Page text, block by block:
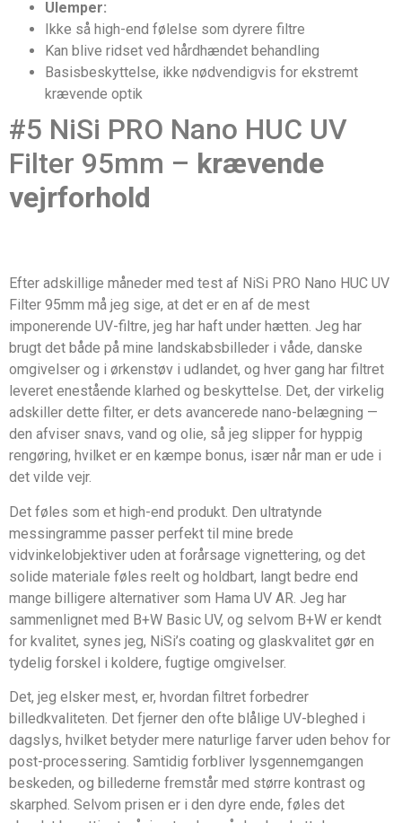
Ulemper:
Ikke så high-end følelse som dyrere filtre
Kan blive ridset ved hårdhændet behandling
Basisbeskyttelse, ikke nødvendigvis for ekstremt
krævende optik
#5 NiSi PRO Nano HUC UV
Filter 95mm – krævende
vejrforhold
Efter adskillige måneder med test af NiSi PRO Nano HUC UV
Filter 95mm må jeg sige, at det er en af de mest
imponerende UV-filtre, jeg har haft under hætten. Jeg har
brugt det både på mine landskabsbilleder i våde, danske
omgivelser og i ørkenstøv i udlandet, og hver gang har filtret
leveret enestående klarhed og beskyttelse. Det, der virkelig
adskiller dette filter, er dets avancerede nano-belægning —
den afviser snavs, vand og olie, så jeg slipper for hyppig
rengøring, hvilket er en kæmpe bonus, især når man er ude i
det vilde vejr.
Det føles som et high-end produkt. Den ultratynde
messingramme passer perfekt til mine brede
vidvinkelobjektiver uden at forårsage vignettering, og det
solide materiale føles reelt og holdbart, langt bedre end
mange billigere alternativer som Hama UV AR. Jeg har
sammenlignet med B+W Basic UV, og selvom B+W er kendt
for kvalitet, synes jeg, NiSi’s coating og glaskvalitet gør en
tydelig forskel i koldere, fugtige omgivelser.
Det, jeg elsker mest, er, hvordan filtret forbedrer
billedkvaliteten. Det fjerner den ofte blålige UV-bleghed i
dagslys, hvilket betyder mere naturlige farver uden behov for
post-processering. Samtidig forbliver lysgennemgangen
beskeden, og billederne fremstår med større kontrast og
skarphed. Selvom prisen er i den dyre ende, føles det